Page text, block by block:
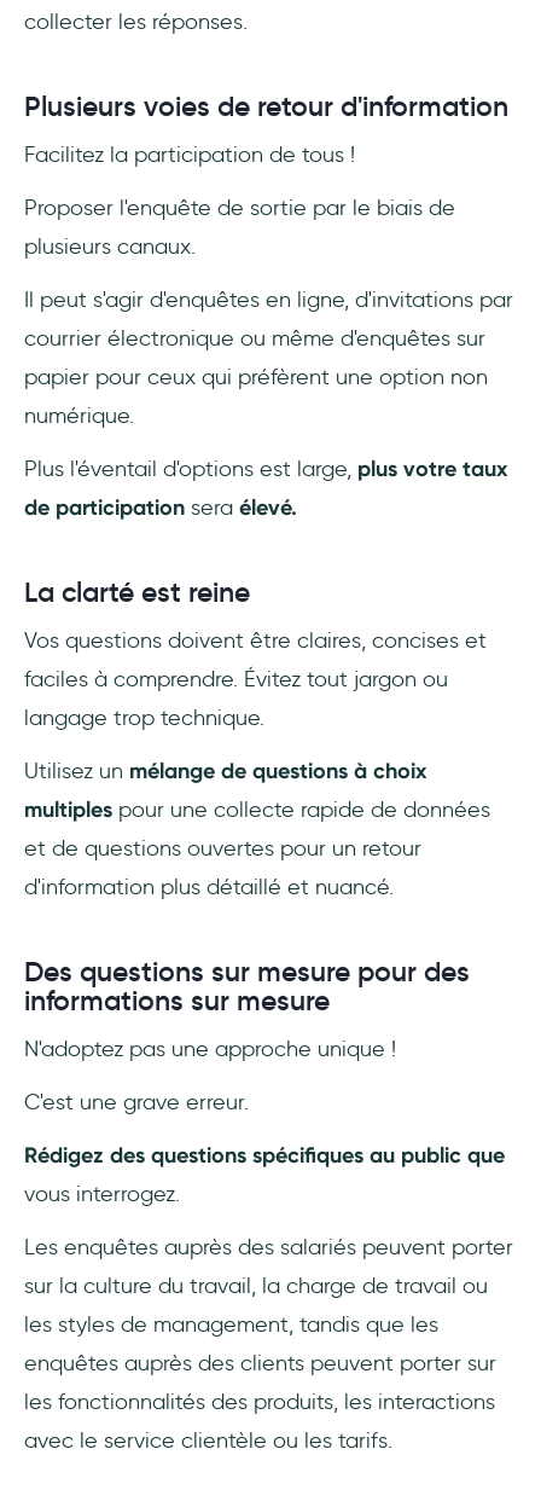
collecter les réponses.
Plusieurs voies de retour d'information
Facilitez la participation de tous !
Proposer l'enquête de sortie par le biais de
plusieurs canaux.
Il peut s'agir d'enquêtes en ligne, d'invitations par
courrier électronique ou même d'enquêtes sur
papier pour ceux qui préfèrent une option non
numérique.
Plus l'éventail d'options est large, plus votre taux
de participation sera élevé.
La clarté est reine
Vos questions doivent être claires, concises et
faciles à comprendre. Évitez tout jargon ou
langage trop technique.
Utilisez un mélange de questions à choix
multiples pour une collecte rapide de données
et de questions ouvertes pour un retour
d'information plus détaillé et nuancé.
Des questions sur mesure pour des
informations sur mesure
N'adoptez pas une approche unique !
C'est une grave erreur.
Rédigez des questions spécifiques au public que
vous interrogez.
Les enquêtes auprès des salariés peuvent porter
sur la culture du travail, la charge de travail ou
les styles de management, tandis que les
enquêtes auprès des clients peuvent porter sur
les fonctionnalités des produits, les interactions
avec le service clientèle ou les tarifs.